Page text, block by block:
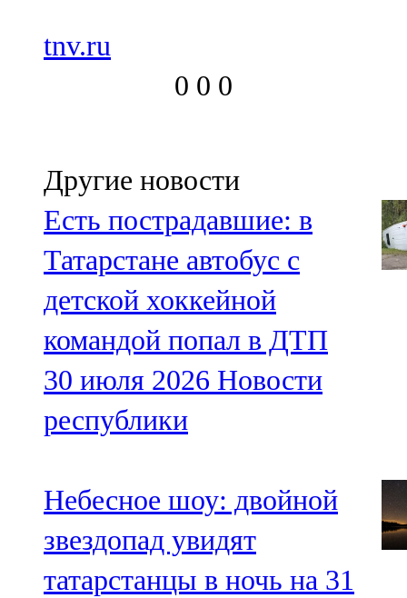
tnv.ru
0 0 0
Другие новости
Есть пострадавшие: в
Татарстане автобус с
детской хоккейной
командой попал в ДТП
30 июля 2026 Новости
республики
Небесное шоу: двойной
звездопад увидят
татарстанцы в ночь на 31